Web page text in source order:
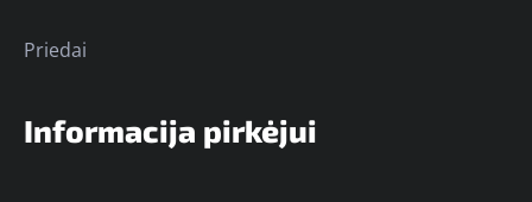
Priedai
Informacija pirkėjui